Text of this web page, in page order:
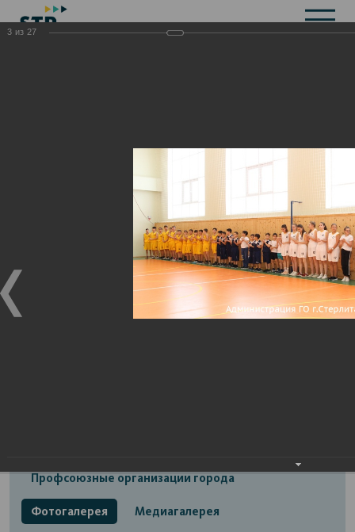
Территориальные органы и представительства
Актуальная информация Открытые данные
Строительство
Жилищно-коммунальное хозяйство
Профсоюзные организации города
Фотогалерея Медиагалерея
3 из 27